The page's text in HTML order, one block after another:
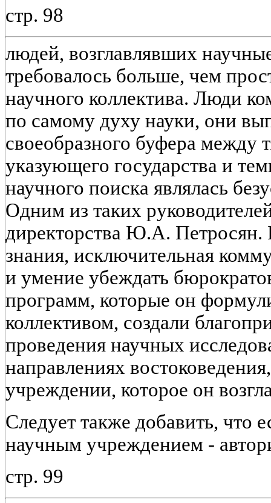
стр. 98
людей, возглавлявших
требовалось больше, чем
научного коллектива. Люди
по самому духу науки, они
своеобразного буфера между
указующего государства и
научного поиска являлась
Одним из таких
директорства Ю.А. Петросян.
знания, исключительная
и умение убеждать
программ, которые он
коллективом, создали
проведения научных
направлениях
учреждении, которое он
Следует также добавить, что
научным учреждением -
стр. 99